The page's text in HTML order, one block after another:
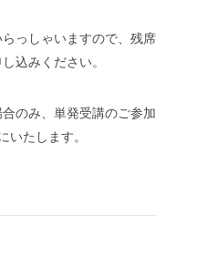
っしゃいますので、残席
込みください。
のみ、単発受講のご参加
いたします。